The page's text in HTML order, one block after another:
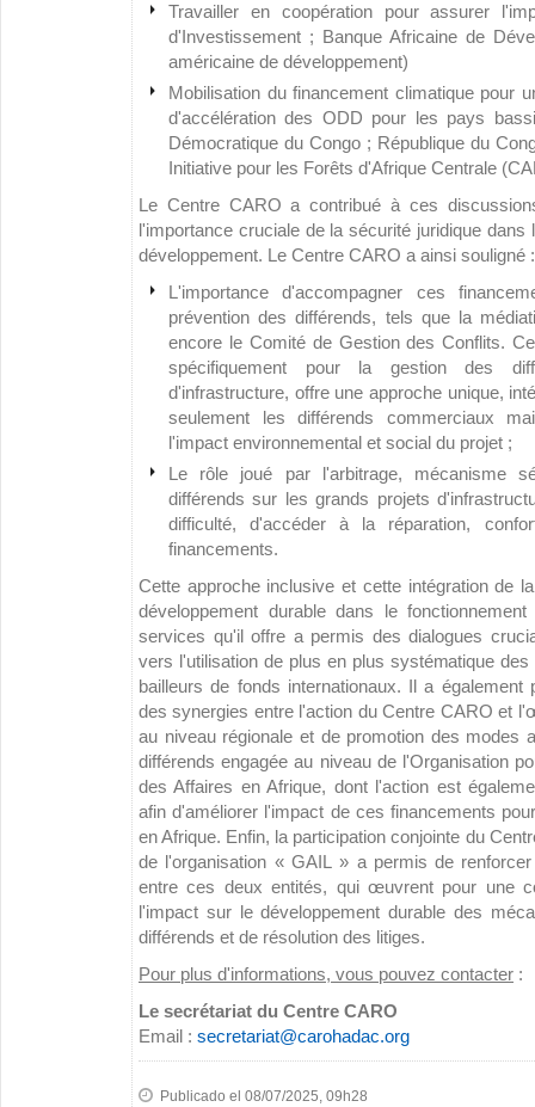
Travailler en coopération pour assurer
d'Investissement ; Banque Africaine de
américaine de développement)
Mobilisation du financement climatique pour
d'accélération des ODD pour les pays
Démocratique du Congo ; République du
Initiative pour les Forêts d'Afrique Centrale
Le Centre CARO a contribué à ces
l'importance cruciale de la sécurité juridique dans
développement. Le Centre CARO a ainsi souligné :
L'importance d'accompagner ces
prévention des différends, tels que la
encore le Comité de Gestion des Conflits.
spécifiquement pour la gestion des
d'infrastructure, offre une approche unique,
seulement les différends commerciaux
l'impact environnemental et social du projet ;
Le rôle joué par l'arbitrage, mécanisme
différends sur les grands projets
difficulté, d'accéder à la réparation,
financements.
Cette approche inclusive et cette intégration de
développement durable dans le
services qu'il offre a permis des dialogues
vers l'utilisation de plus en plus systématique
bailleurs de fonds internationaux. Il a
des synergies entre l'action du Centre CARO et
au niveau régionale et de promotion des modes
différends engagée au niveau de l'Organisation
des Affaires en Afrique, dont l'action est
afin d'améliorer l'impact de ces financements
en Afrique. Enfin, la participation conjointe du
de l'organisation « GAIL » a permis de
entre ces deux entités, qui œuvrent pour une
l'impact sur le développement durable des
différends et de résolution des litiges.
Pour plus d'informations, vous pouvez contacter :
Le secrétariat du Centre CARO
Email : secretariat@carohadac.org
Publicado el 08/07/2025, 09h28